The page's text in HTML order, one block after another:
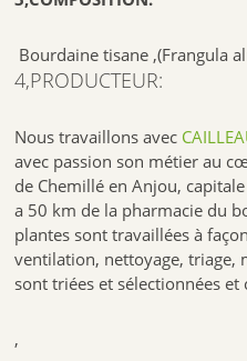
Bourdaine tisane ,(Frangula
4,PRODUCTEUR:
Nous travaillons avec
avec passion son métier au
de Chemillé en Anjou,
a 50 km de la pharmacie du
plantes sont travaillées à
ventilation, nettoyage, triage,
sont triées et sélectionnées
,